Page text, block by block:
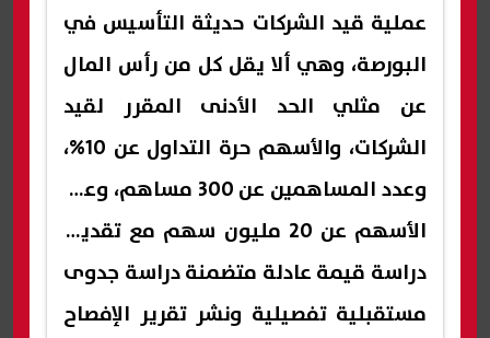
عملية قيد الشركات حديثة التأسيس في
البورصة، وهي ألا يقل كل من رأس المال
عن مثلي الحد الأدنى المقرر لقيد
الشركات، والأسهم حرة التداول عن 10%،
وعدد المساهمين عن 300 مساهم، وعدد
الأسهم عن 20 مليون سهم مع تقديم
دراسة قيمة عادلة متضمنة دراسة جدوى
مستقبلية تفصيلية ونشر تقرير الإفصاح